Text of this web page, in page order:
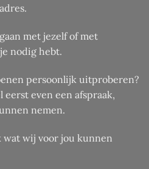
met jezelf of met
nodig hebt.
persoonlijk uitproberen?
eerst even een afspraak,
nemen.
wat wij voor jou kunnen